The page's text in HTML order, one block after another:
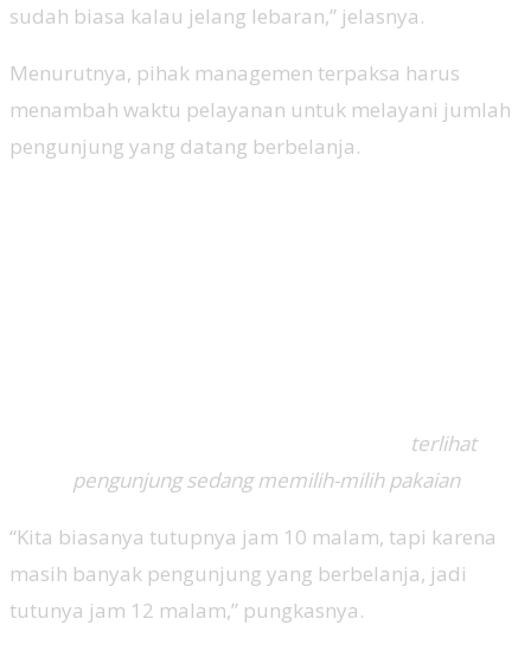
sudah biasa kalau jelang lebaran,” jelasnya.
Menurutnya, pihak managemen terpaksa harus
menambah waktu pelayanan untuk melayani jumlah
pengunjung yang datang berbelanja.
terlihat
pengunjung sedang memilih-milih pakaian
“Kita biasanya tutupnya jam 10 malam, tapi karena
masih banyak pengunjung yang berbelanja, jadi
tutunya jam 12 malam,” pungkasnya.